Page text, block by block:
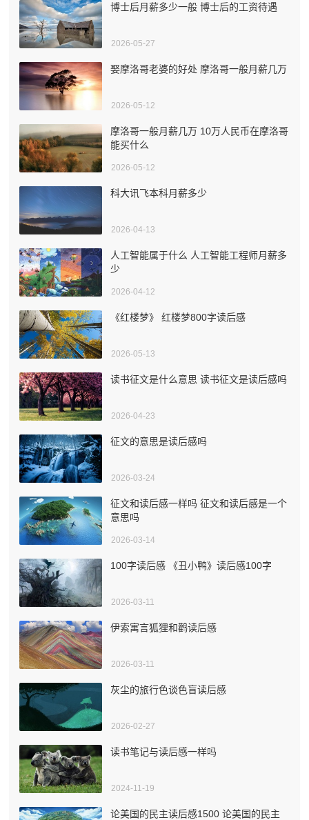
博士后月薪多少一般 博士后的工资待遇
2026-05-27
娶摩洛哥老婆的好处 摩洛哥一般月薪几万
2026-05-12
摩洛哥一般月薪几万 10万人民币在摩洛哥
能买什么
2026-05-12
科大讯飞本科月薪多少
2026-04-13
人工智能属于什么 人工智能工程师月薪多
少
2026-04-12
《红楼梦》 红楼梦800字读后感
2026-05-13
读书征文是什么意思 读书征文是读后感吗
2026-04-23
征文的意思是读后感吗
2026-03-24
征文和读后感一样吗 征文和读后感是一个
意思吗
2026-03-14
100字读后感 《丑小鸭》读后感100字
2026-03-11
伊索寓言狐狸和鹳读后感
2026-03-11
灰尘的旅行色谈色盲读后感
2026-02-27
读书笔记与读后感一样吗
2024-11-19
论美国的民主读后感1500 论美国的民主